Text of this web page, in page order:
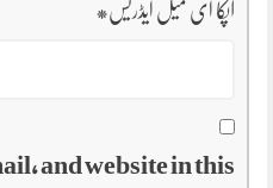
آپکا ای میل ایڈریس*
and website in this